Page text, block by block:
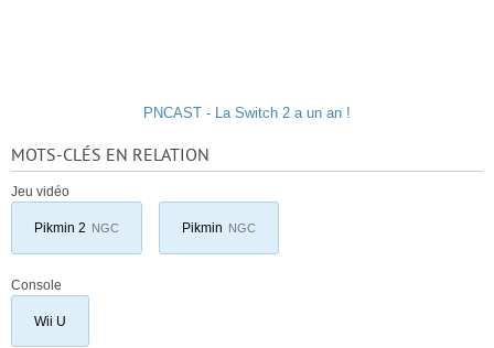
PNCAST - La Switch 2 a un an !
MOTS-CLÉS EN RELATION
Jeu vidéo
Pikmin 2 NGC Pikmin NGC
Console
Wii U